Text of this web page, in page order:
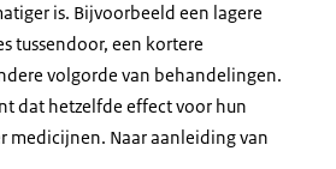
is. Bijvoorbeeld een lagere
tussendoor, een kortere
volgorde van behandelingen.
dat hetzelfde effect voor hun
medicijnen. Naar aanleiding van